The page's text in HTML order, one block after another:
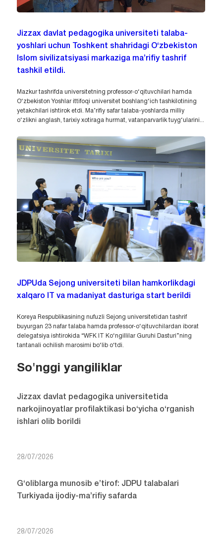
Jizzax davlat pedagogika universiteti talaba-
yoshlari uchun Toshkent shahridagi O‘zbekiston
Islom sivilizatsiyasi markaziga ma’rifiy tashrif
tashkil etildi.
Mazkur tashrifda universitetning professor-o‘qituvchilari hamda
O‘zbekiston Yoshlar ittifoqi universitet boshlang‘ich tashkilotining
yetakchilari ishtirok etdi. Ma’rifiy safar talaba-yoshlarda milliy
o‘zlikni anglash, tarixiy xotiraga hurmat, vatanparvarlik tuyg‘ularini...
JDPUda Sejong universiteti bilan hamkorlikdagi
xalqaro IT va madaniyat dasturiga start berildi
Koreya Respublikasining nufuzli Sejong universitetidan tashrif
buyurgan 23 nafar talaba hamda professor-o‘qituvchilardan iborat
delegatsiya ishtirokida “WFK IT Ko‘ngillilar Guruhi Dasturi”ning
tantanali ochilish marosimi bo‘lib o‘tdi.
So'nggi yangiliklar
Jizzax davlat pedagogika universitetida
narkojinoyatlar profilaktikasi bo‘yicha o‘rganish
ishlari olib borildi
28/07/2026
G‘oliblarga munosib e’tirof: JDPU talabalari
Turkiyada ijodiy-ma’rifiy safarda
28/07/2026